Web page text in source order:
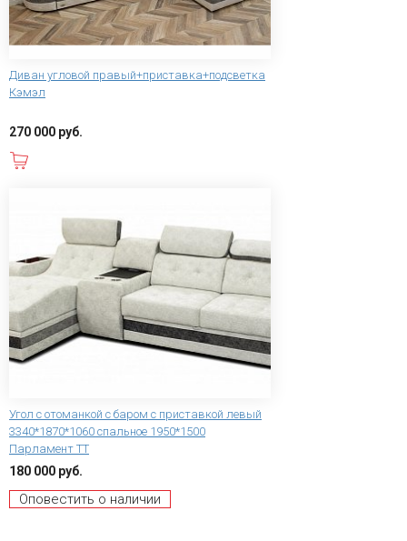
Диван угловой правый+приставка+подсветка
Кэмэл
270 000 руб.
Угол с отоманкой с баром с приставкой левый
3340*1870*1060 спальное 1950*1500
Парламент ТТ
180 000 руб.
Оповестить о наличии